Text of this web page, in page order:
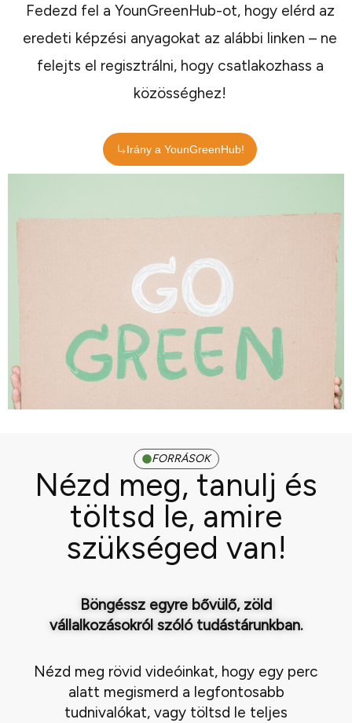
Fedezd fel a YounGreenHub-ot, hogy elérd az
eredeti képzési anyagokat az alábbi linken – ne
felejts el regisztrálni, hogy csatlakozhass a
közösséghez!
Irány a YounGreenHub!
FORRÁSOK
Nézd meg, tanulj és
töltsd le, amire
szükséged van!
Böngéssz egyre bővülő, zöld
vállalkozásokról szóló tudástárunkban.
Nézd meg rövid videóinkat, hogy egy perc
alatt megismerd a legfontosabb
tudnivalókat, vagy töltsd le teljes